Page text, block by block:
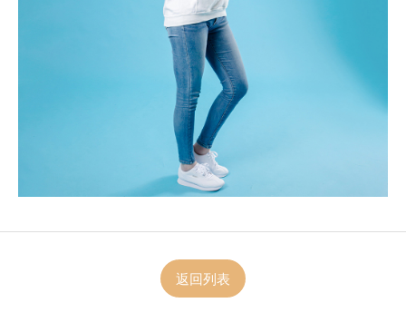
返回列表